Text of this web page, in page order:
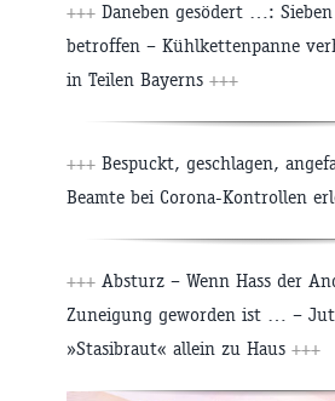
+++ Daneben gesödert …:
betroffen – Kühlkettenpanne
in Teilen Bayerns +++
+++ Bespuckt, geschlagen,
Beamte bei Corona-Kontrollen
+++ Absturz – Wenn Hass der
Zuneigung geworden ist … –
»Stasibraut« allein zu Haus +++